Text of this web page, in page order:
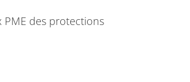
PME des protections